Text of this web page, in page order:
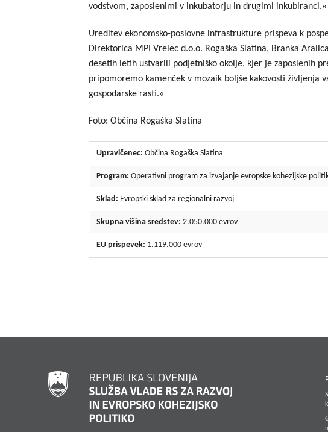
vodstvom, zaposlenimi v inkubatorju in drugimi inkubiranci.«
Ureditev ekonomsko-poslovne infrastrukture prispeva k
Direktorica MPI Vrelec d.o.o. Rogaška Slatina, Branka
desetih letih ustvarili podjetniško okolje, kjer je zaposlenih
pripomoremo kamenček v mozaik boljše kakovosti življenja
gospodarske rasti.«
Foto: Občina Rogaška Slatina
Upravičenec: Občina Rogaška Slatina
Program: Operativni program za izvajanje evropske kohezijske
Sklad: Evropski sklad za regionalni razvoj
Skupna višina sredstev: 2.050.000 evrov
EU prispevek: 1.119.000 evrov